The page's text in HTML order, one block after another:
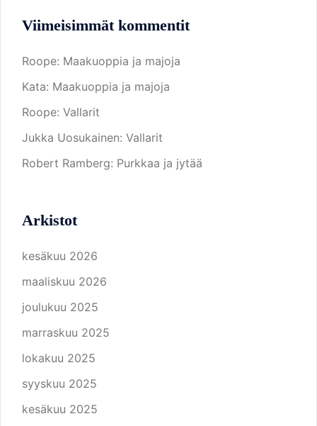
Viimeisimmät kommentit
Roope: Maakuoppia ja majoja
Kata: Maakuoppia ja majoja
Roope: Vallarit
Jukka Uosukainen: Vallarit
Robert Ramberg: Purkkaa ja jytää
Arkistot
kesäkuu 2026
maaliskuu 2026
joulukuu 2025
marraskuu 2025
lokakuu 2025
syyskuu 2025
kesäkuu 2025